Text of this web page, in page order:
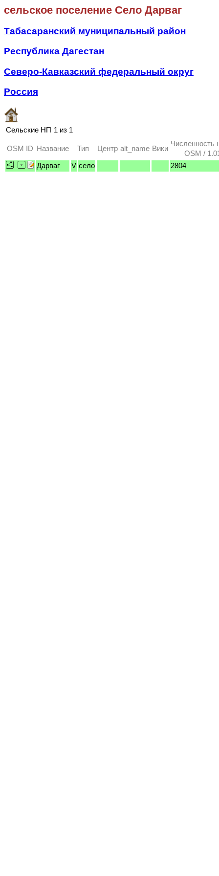
сельское поселение Село Дарваг
Табасаранский муниципальный район
Республика Дагестан
Северо-Кавказский федеральный округ
Россия
Сельские НП 1 из 1
OSM ID Название Тип Центр alt_name Вики
Численность
OSM /
Дарваг
V село 2804